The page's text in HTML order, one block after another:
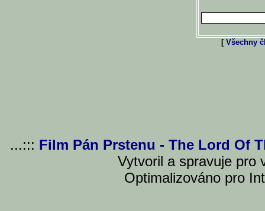
[ Všechny
...::: Film Pán Prstenu - The Lord Of
Vytvoril a spravuje pro
Optimalizováno pro